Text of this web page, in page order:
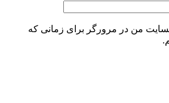
من در مرورگر برای زمانی که